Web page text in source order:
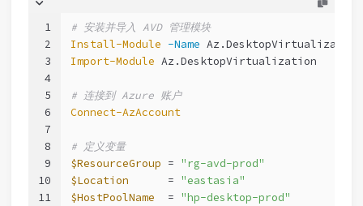
1
2
3
4
5
6
7
8
9
10
11
# 安装并导入 AVD 管理模块
Install-Module -Name
Import-Module Az.DesktopVirtualization
# 连接到 Azure 账户
Connect-AzAccount
# 定义变量
$ResourceGroup = "rg-avd-prod"
$Location
      =
"eastasia"
$HostPoolName
  =
"hp-desktop-prod"